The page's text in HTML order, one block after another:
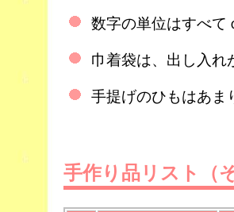
数字の単位はすべて
巾着袋は、出し入れ
手提げのひもはあま
手作り品リスト（